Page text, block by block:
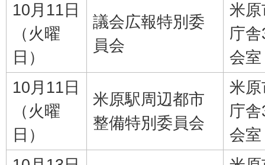
10月11日
（火曜
日）
議会広報特別委
員会
米
庁
会室
10月11日
（火曜
日）
米原駅周辺都市
整備特別委員会
米
庁
会室